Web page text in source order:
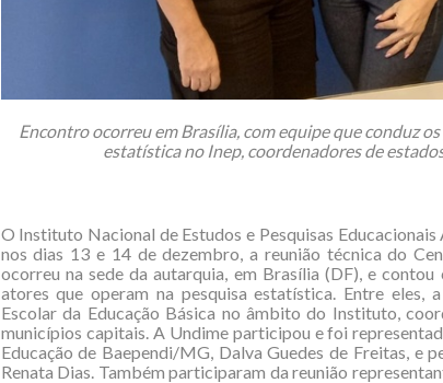
Encontro ocorreu em Brasília, com equipe que conduz
estatística no Inep, coordenadores de
O Instituto Nacional de Estudos e Pesquisas
nos dias 13 e 14 de dezembro, a reunião técnica do
ocorreu na sede da autarquia, em Brasília (DF), e
atores que operam na pesquisa estatística. Entre eles,
Escolar da Educação Básica no âmbito do Instituto,
municípios capitais. A Undime participou e foi
Educação de Baependi/MG, Dalva Guedes de Freitas, e
Renata Dias. Também participaram da reunião